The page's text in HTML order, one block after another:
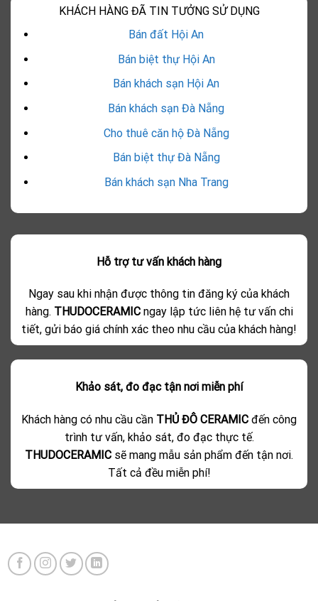
KHÁCH HÀNG ĐÃ TIN TƯỞNG SỬ DỤNG
Bán đất Hội An
Bán biệt thự Hội An
Bán khách sạn Hội An
Bán khách sạn Đà Nẵng
Cho thuê căn hộ Đà Nẵng
Bán biệt thự Đà Nẵng
Bán khách sạn Nha Trang
Hỗ trợ tư vấn khách hàng
Ngay sau khi nhận được thông tin đăng ký của khách
hàng. THUDOCERAMICngay lập tức liên hệ tư vấn chi
tiết, gửi báo giá chính xác theo nhu cầu của khách hàng!
Khảo sát, đo đạc tận nơi miễn phí
Khách hàng có nhu cầu cần THỦ ĐÔ CERAMIC đến công
trình tư vấn, khảo sát, đo đạc thực tế.
THUDOCERAMIC sẽ mang mẫu sản phẩm đến tận nơi.
Tất cả đều miễn phí!